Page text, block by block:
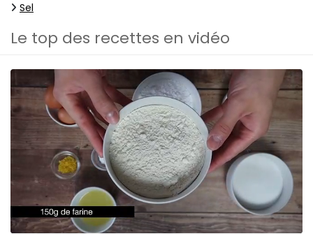
Sel
Le top des recettes en vidéo